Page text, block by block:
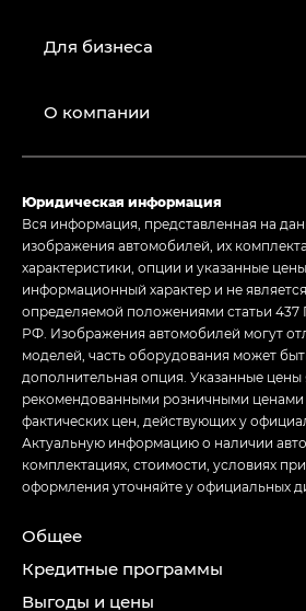
Для бизнеса
О компании
Юридическая информация
Вся информация, представленная на
изображения автомобилей, их
характеристики, опции и указанные
информационный характер и не
определяемой положениями статьи 437
РФ. Изображения автомобилей могут
моделей, часть оборудования может
дополнительная опция. Указанные цены
рекомендованными розничными ценами
фактических цен, действующих у
Актуальную информацию о наличии
комплектациях, стоимости, условиях
оформления уточняйте у официальных
Общее
Кредитные программы
Выгоды и цены